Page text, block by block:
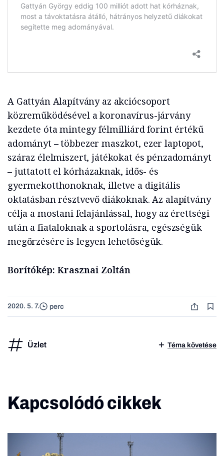
A Gattyán Alapítvány az akciócsoport
közreműködésével a koronavírus-járvány
kezdete óta mintegy félmilliárd forint értékű
adományt – többezer maszkot, ezer laptopot,
száraz élelmiszert, játékokat és pénzadományt
– juttatott el kórházaknak, idős- és
gyermekotthonoknak, illetve a digitális
oktatásban résztvevő diákoknak. Az alapítvány
célja a mostani felajánlással, hogy az érettségi
után a fiataloknak a sportolásra, egészségük
megőrzésére is legyen lehetőségük.
Borítókép: Krasznai Zoltán
2020. 5. 7. perc
Üzlet Téma követése
Kapcsolódó cikkek